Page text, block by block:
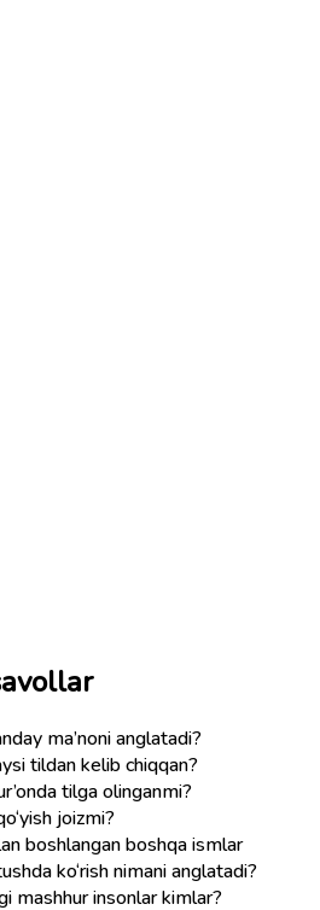
ma’noni anglatadi?
tildan kelib chiqqan?
tilga olinganmi?
joizmi?
boshlangan boshqa ismlar
ko‘rish nimani anglatadi?
mashhur insonlar kimlar?